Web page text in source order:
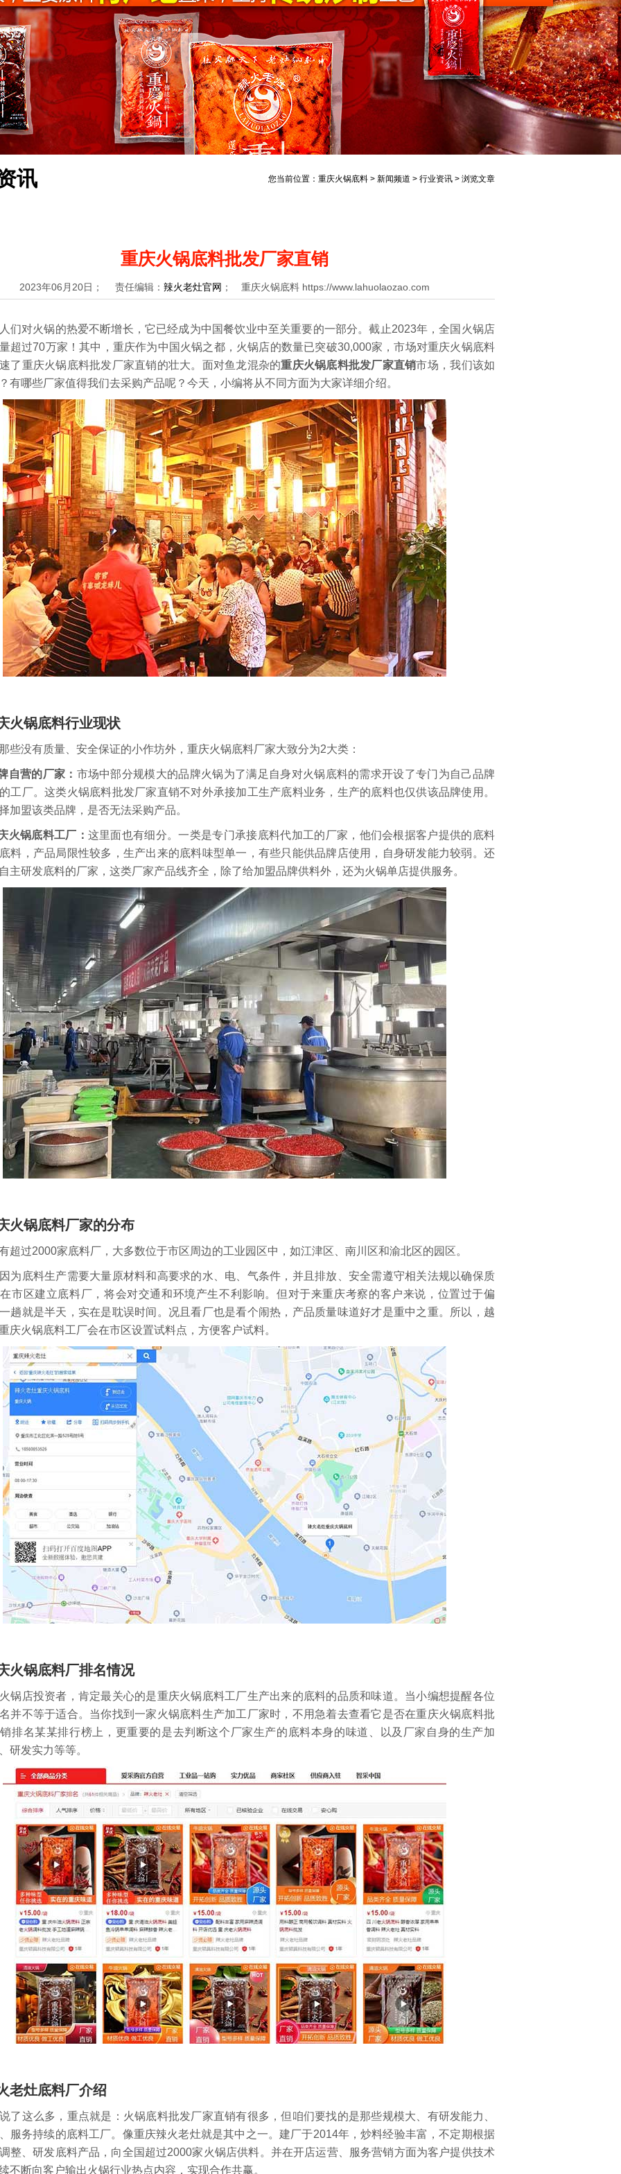
您当前位置： 重庆火锅底料 > 新闻频道 > 行业资讯 > 浏览文章
讯
重庆火锅底料批发厂家直销
2023年06月20日； 责任编辑： 辣火老灶官网 ； 重庆火锅底料 https://www.lahuolaozao.com
火锅的热爱不断增长，它已经成为中国餐饮业中至关重要的一部分。截止2023年，全国火锅店
超过70万家！其中，重庆作为中国火锅之都，火锅店的数量已突破30,000家，市场对重庆火锅底料
了重庆火锅底料批发厂家直销的壮大。面对鱼龙混杂的重庆火锅底料批发厂家直销市场，我们该如
有哪些厂家值得我们去采购产品呢？今天，小编将从不同方面为大家详细介绍。
火锅底料行业现状
有质量、安全保证的小作坊外，重庆火锅底料厂家大致分为2大类：
自营的厂家： 市场中部分规模大的品牌火锅为了满足自身对火锅底料的需求开设了专门为自己品牌
工厂。这类火锅底料批发厂家直销不对外承接加工生产底料业务，生产的底料也仅供该品牌使用。
加盟该类品牌，是否无法采购产品。
火锅底料工厂： 这里面也有细分。一类是专门承接底料代加工的厂家，他们会根据客户提供的底料
料，产品局限性较多，生产出来的底料味型单一，有些只能供品牌店使用，自身研发能力较弱。还
主研发底料的厂家，这类厂家产品线齐全，除了给加盟品牌供料外，还为火锅单店提供服务。
火锅底料厂家的分布
2000家底料厂，大多数位于市区周边的工业园区中，如江津区、南川区和渝北区的园区。
料生产需要大量原材料和高要求的水、电、气条件，并且排放、安全需遵守相关法规以确保质
市区建立底料厂，将会对交通和环境产生不利影响。但对于来重庆考察的客户来说，位置过于偏
趟就是半天，实在是耽误时间。况且看厂也是看个闹热，产品质量味道好才是重中之重。所以，越
庆火锅底料工厂会在市区设置试料点，方便客户试料。
火锅底料厂排名情况
投资者，肯定最关心的是重庆火锅底料工厂生产出来的底料的品质和味道。当小编想提醒各位
并不等于适合。当你找到一家火锅底料生产加工厂家时，不用急着去查看它是否在重庆火锅底料批
排名某某排行榜上，更重要的是去判断这个厂家生产的底料本身的味道、以及厂家自身的生产加
研发实力等等。
老灶底料厂介绍
么多，重点就是：火锅底料批发厂家直销有很多，但咱们要找的是那些规模大、有研发能力、
服务持续的底料工厂。像重庆辣火老灶就是其中之一。建厂于2014年，炒料经验丰富，不定期根据
整、研发底料产品，向全国超过2000家火锅店供料。并在开店运营、服务营销方面为客户提供技术
不断向客户输出火锅行业热点内容，实现合作共赢。